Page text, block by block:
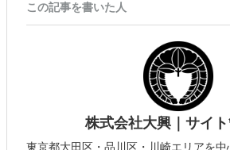
この記事を書いた人
株式会社大興｜サイ
東京都大田区・品川区・川崎エリアを